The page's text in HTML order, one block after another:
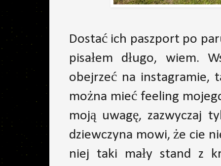
Dostać ich paszport po
pisałem długo, wiem.
obejrzeć na instagramie,
można mieć feeling
moją uwagę, zazwyczaj
dziewczyna mowi, że cie
niej taki mały stand z